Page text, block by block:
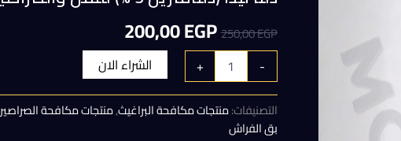
250,00EGP
السعر
الأصلي
هو:
250,00 EGP.
200,00EGP
الحالي
هو:
200,00 EGP.
-
+ الشراء الان
التصنيفات:منتجات مكافحة البراغيث,منتجات مكافحة الصراصير
بق الفراش